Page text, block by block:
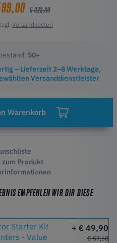
als auch für erfahrene Maker
€ 823,80
Versandkosten
50+
– Lieferzeit 2–8 Werktage,
Versanddienstleister
Warenkorb
zum Produkt
EMPFEHLEN WIR DIR DIESE
Starter Kit
- Value
+ € 49,90
€ 57,60